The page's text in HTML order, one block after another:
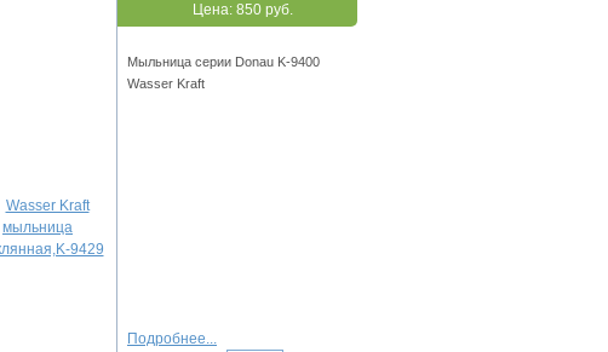
Цена: 850 руб.
Мыльница серии Donau K-9400
Wasser Kraft
Подробнее...